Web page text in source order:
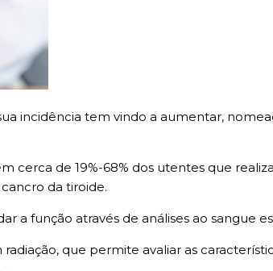
incidência tem vindo a aumentar,
cerca de 19%-68% dos utentes que
da tiroide.
a função através de análises ao sangue
que permite avaliar as